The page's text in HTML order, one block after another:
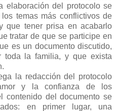
elaboración del protocolo se
temas más conflictivos de
que tener prisa en acabarlo
tratar de que se participe en
es un documento discutido,
toda la familia, y que exista
la redacción del protocolo
y la confianza de los
del documento se
en primer lugar, una